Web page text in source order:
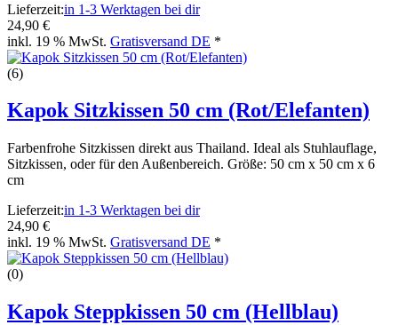
Lieferzeit:in 1-3 Werktagen bei dir
24,90 €
inkl. 19 % MwSt. Gratisversand DE *
(6)
Kapok Sitzkissen 50 cm (Rot/Elefanten)
Farbenfrohe Sitzkissen direkt aus Thailand. Ideal als Stuhlauflage,
Sitzkissen, oder für den Außenbereich. Größe: 50 cm x 50 cm x 6
cm
Lieferzeit:in 1-3 Werktagen bei dir
24,90 €
inkl. 19 % MwSt. Gratisversand DE *
(0)
Kapok Steppkissen 50 cm (Hellblau)